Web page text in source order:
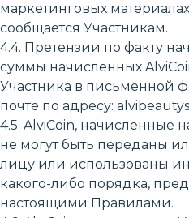
маркетинговых
сообщается Участникам.
4.4. Претензии по факту
суммы начисленных
Участника в письменной
почте по адресу:
4.5. AlviCoin, начисленные
не могут быть переданы
лицу или использованы
какого-либо порядка,
настоящими Правилами.